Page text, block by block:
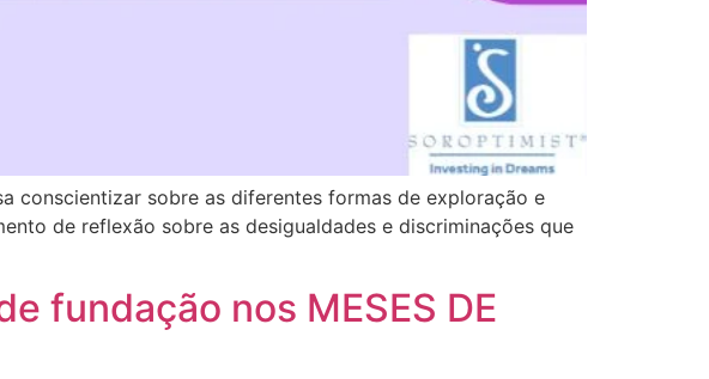
conscientizar sobre as diferentes formas de exploração e
de reflexão sobre as desigualdades e discriminações que
fundação nos MESES DE